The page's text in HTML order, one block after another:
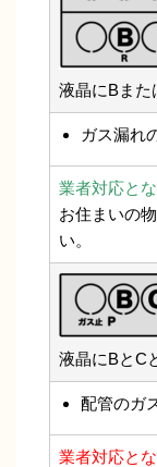
液晶にBまた
ガス漏れ
業者対応とな
お住まいの
い。
液晶にBとC
配管のガ
業者対応とな